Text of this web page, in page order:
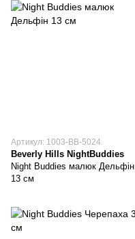
Артикул: 1003-BB-5024
Beverly Hills NightBuddies
Night Buddies малюк Дельфін
13 см